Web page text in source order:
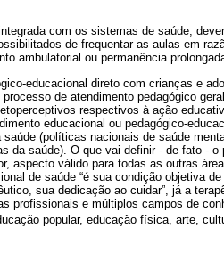
com os sistemas de saúde,
de frequentar as aulas em
ambulatorial ou permanência
educacional direto com crianças e
de atendimento pedagógico
respectivos à ação
educacional ou pedagógico-
(políticas nacionais de saúde
da saúde). O que vai definir - de fato -
aspecto válido para todas as outras
de saúde “é sua condição objetiva
sua dedicação ao cuidar”, já a
profissionais e múltiplos campos de
popular, educação física, arte,